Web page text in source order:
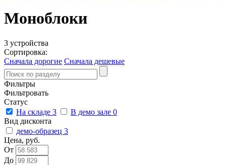
Моноблоки
3 устройства
Сортировка:
Сначала дорогие Сначала дешевые
Фильтры
Фильтровать
Статус
На складе 3 В демо зале 0
Вид дисконта
демо-образец 3
Цена, руб.
От
До